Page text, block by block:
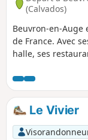
(Calvados)
Beuvron-en-Auge
de France. Avec
halle, ses
Le Vivier